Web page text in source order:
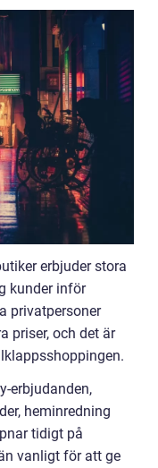
erbjuder stora
kunder inför
privatpersoner
priser, och det är
erbjudanden,
heminredning
tidigt på
vanligt för att ge